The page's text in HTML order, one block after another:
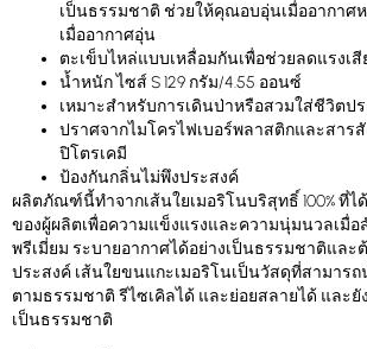
เป็นธรรมชาติ ช่วยให้คุณอบอุ่นเมื่ออากาศ
เมื่ออากาศอุ่น
ตะเข็บไหล่แบบเหลื่อมกันเพื่อช่วยลดแรงเ
น้ำหนัก ไซส์ S 129 กรัม/4.55 ออนซ์
เหมาะสำหรับการเดินป่าหรือสวมใส่ชีวิตป
ปราศจากไมโครไฟเบอร์พลาสติกและสารสั
ปิโตรเคมี
ป้องกันกลิ่นไม่พึงประสงค์
ผลิตภัณฑ์นี้ทำจากเส้นใยเมอริโนบริสุทธิ์ 100% ที่
ของผู้ผลิตเพื่อความแข็งแรงและความนุ่มนวลเมื่อ
พรีเมี่ยม ระบายอากาศได้อย่างเป็นธรรมชาติแล
ประสงค์ เส้นใยขนแกะเมอริโนเป็นวัสดุที่สามาร
ตามธรรมชาติ รีไซเคิลได้ และย่อยสลายได้ และยั
เป็นธรรมชาติ